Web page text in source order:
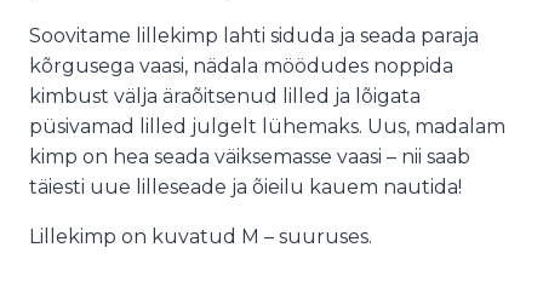
Soovitame lillekimp lahti siduda ja seada paraja
kõrgusega vaasi, nädala möödudes noppida
kimbust välja äraõitsenud lilled ja lõigata
püsivamad lilled julgelt lühemaks. Uus, madalam
kimp on hea seada väiksemasse vaasi – nii saab
täiesti uue lilleseade ja õieilu kauem nautida!
Lillekimp on kuvatud M – suuruses.